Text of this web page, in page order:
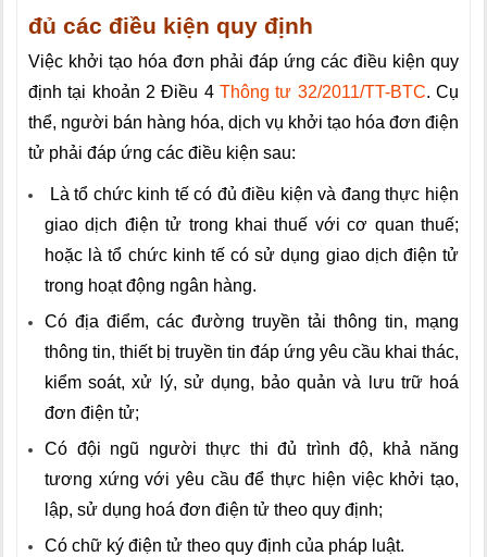
đủ các điều kiện quy định
Việc khởi tạo hóa đơn phải đáp ứng các điều kiện quy
định tại khoản 2 Điều 4 Thông tư 32/2011/TT-BTC. Cụ
thể, người bán hàng hóa, dịch vụ khởi tạo hóa đơn điện
tử phải đáp ứng các điều kiện sau:
Là tổ chức kinh tế có đủ điều kiện và đang thực hiện
giao dịch điện tử trong khai thuế với cơ quan thuế;
hoặc là tổ chức kinh tế có sử dụng giao dịch điện tử
trong hoạt động ngân hàng.
Có địa điểm, các đường truyền tải thông tin, mạng
thông tin, thiết bị truyền tin đáp ứng yêu cầu khai thác,
kiểm soát, xử lý, sử dụng, bảo quản và lưu trữ hoá
đơn điện tử;
Có đội ngũ người thực thi đủ trình độ, khả năng
tương xứng với yêu cầu để thực hiện việc khởi tạo,
lập, sử dụng hoá đơn điện tử theo quy định;
Có chữ ký điện tử theo quy định của pháp luật.